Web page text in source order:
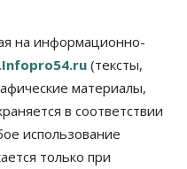
стендап-комиков
будущее
на информационно-
(тексты,
материалы,
в соответствии
использование
только при